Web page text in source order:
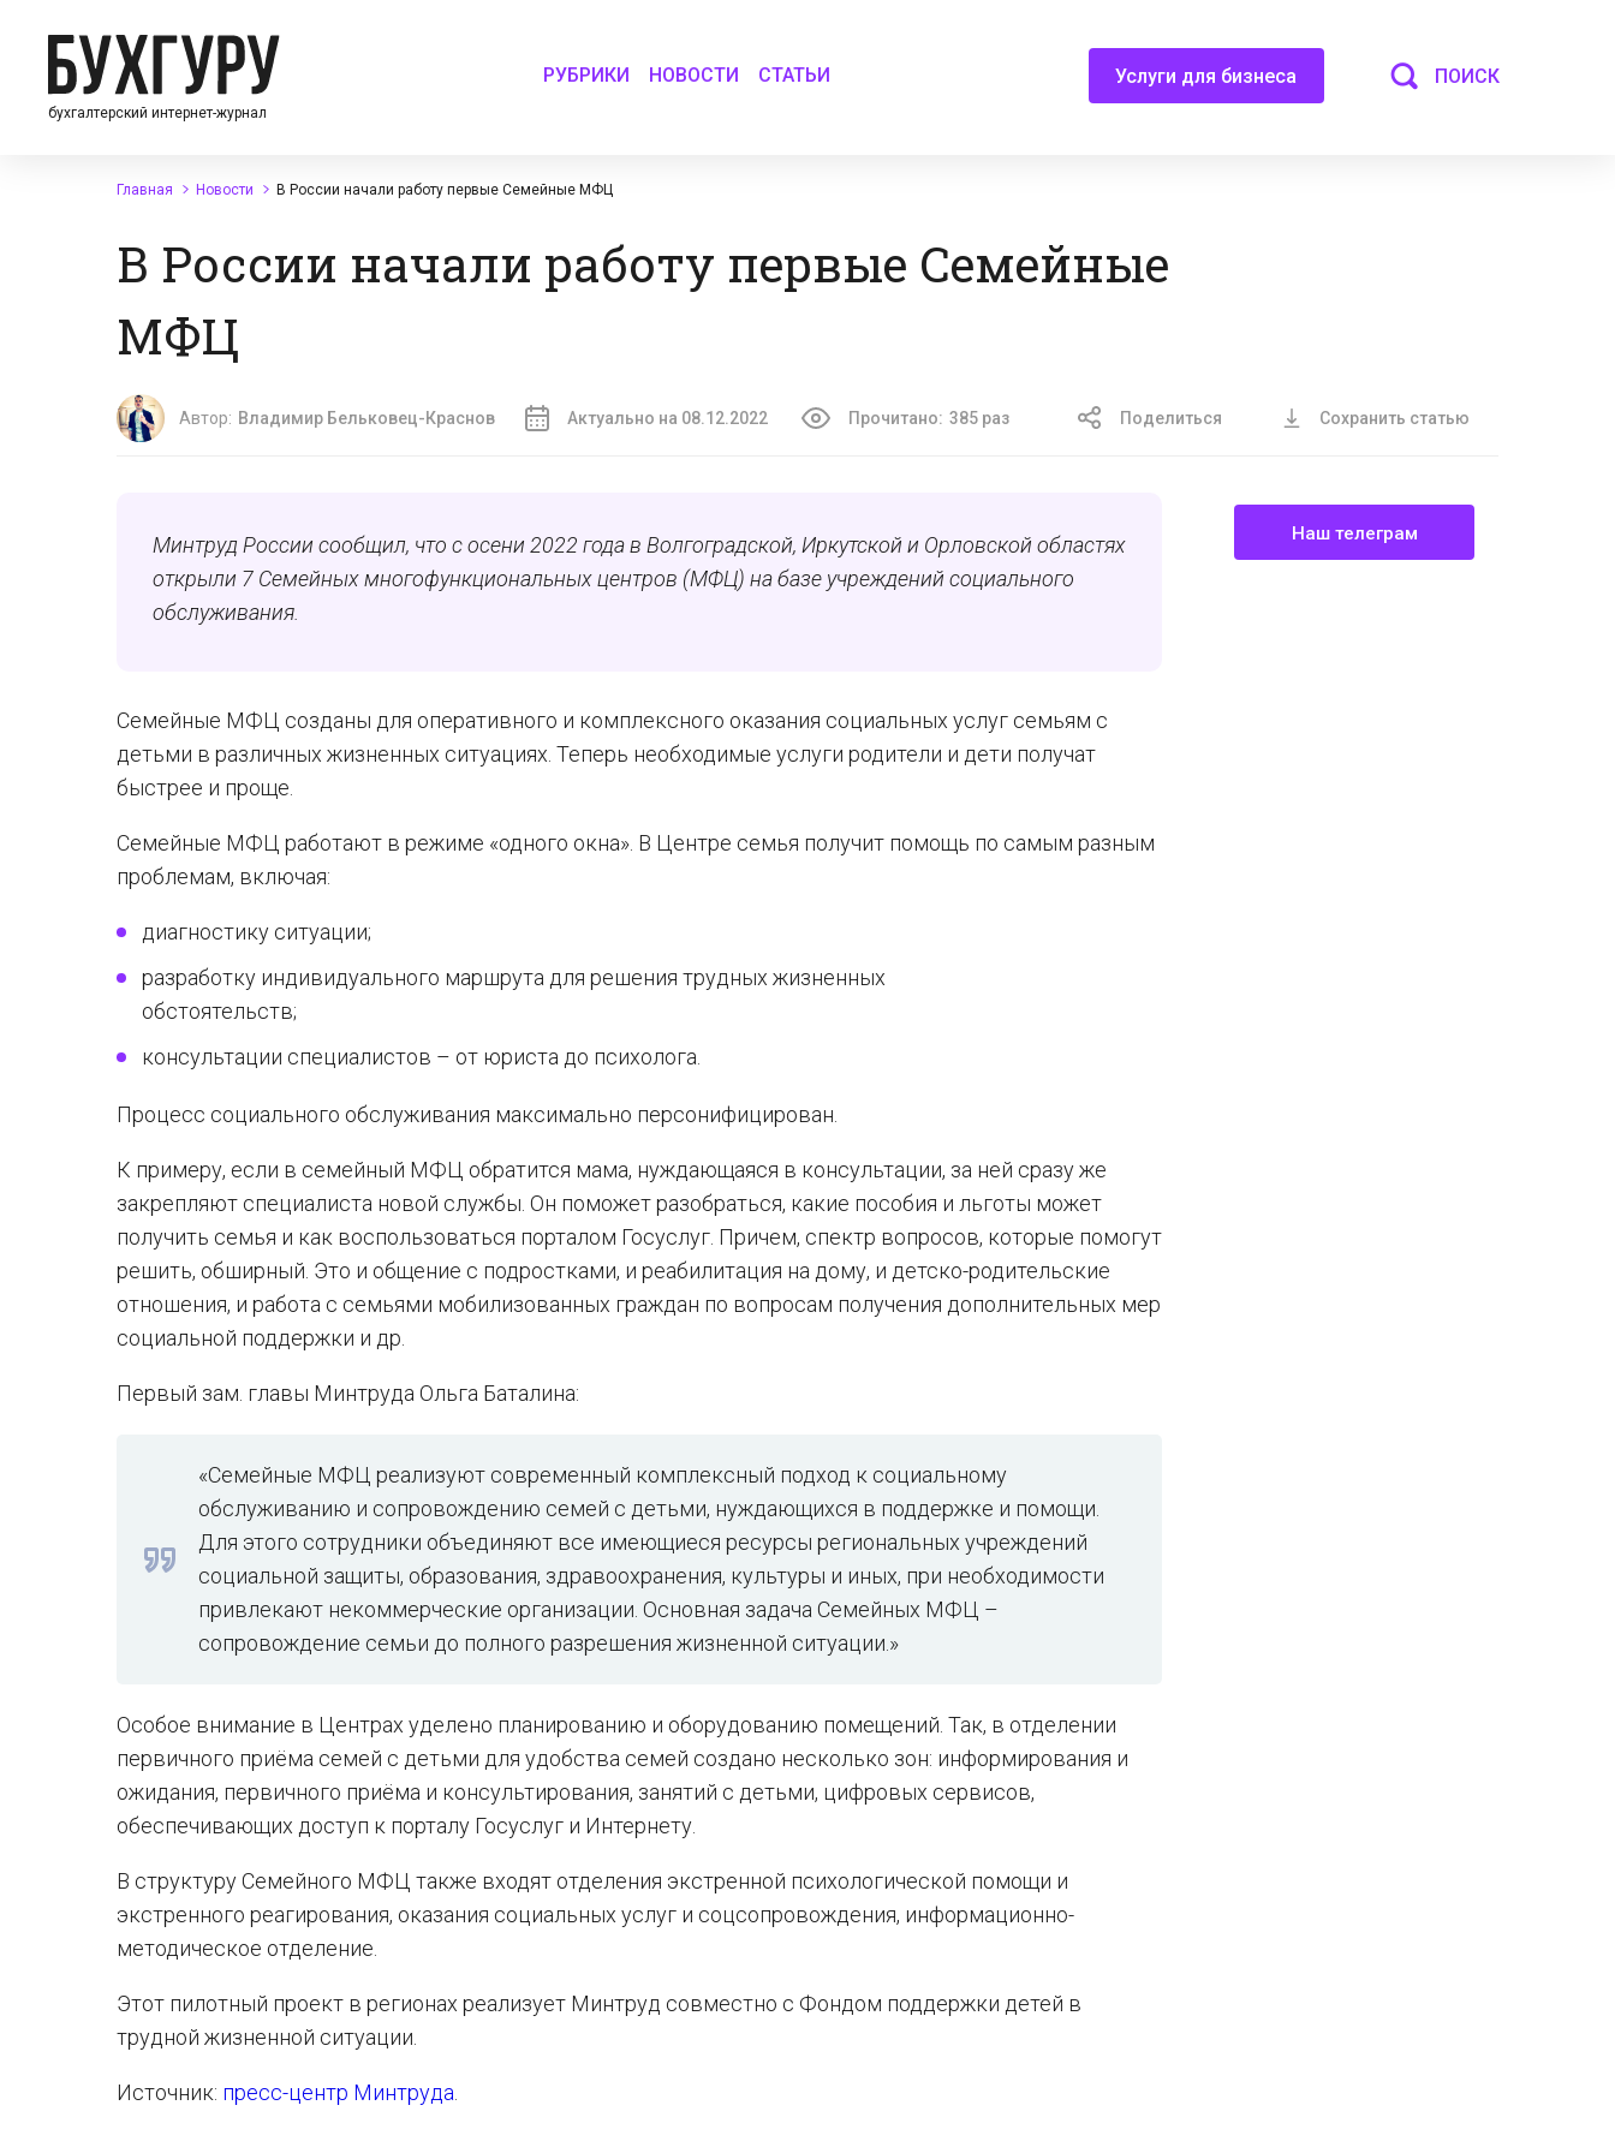
бухгалтерский интернет-журнал
РУБРИКИ НОВОСТИ СТАТЬИ Услуги для бизнеса ПОИСК
Главная Новости В России начали работу первые Семейные МФЦ
В России начали работу первые Семейные
МФЦ
Автор: Владимир Бельковец-Краснов Актуально на 08.12.2022 Прочитано: 385 раз Поделиться Сохранить статью
Наш телеграм
Минтруд России сообщил, что с осени 2022 года в Волгоградской, Иркутской и Орловской областях
открыли 7 Семейных многофункциональных центров (МФЦ) на базе учреждений социального
обслуживания.
Семейные МФЦ созданы для оперативного и комплексного оказания социальных услуг семьям с
детьми в различных жизненных ситуациях. Теперь необходимые услуги родители и дети получат
быстрее и проще.
Семейные МФЦ работают в режиме «одного окна». В Центре семья получит помощь по самым разным
проблемам, включая:
диагностику ситуации;
разработку индивидуального маршрута для решения трудных жизненных
обстоятельств;
консультации специалистов – от юриста до психолога.
Процесс социального обслуживания максимально персонифицирован.
К примеру, если в семейный МФЦ обратится мама, нуждающаяся в консультации, за ней сразу же
закрепляют специалиста новой службы. Он поможет разобраться, какие пособия и льготы может
получить семья и как воспользоваться порталом Госуслуг. Причем, спектр вопросов, которые помогут
решить, обширный. Это и общение с подростками, и реабилитация на дому, и детско-родительские
отношения, и работа с семьями мобилизованных граждан по вопросам получения дополнительных мер
социальной поддержки и др.
Первый зам. главы Минтруда Ольга Баталина:
«Семейные МФЦ реализуют современный комплексный подход к социальному
обслуживанию и сопровождению семей с детьми, нуждающихся в поддержке и помощи.
Для этого сотрудники объединяют все имеющиеся ресурсы региональных учреждений
социальной защиты, образования, здравоохранения, культуры и иных, при необходимости
привлекают некоммерческие организации. Основная задача Семейных МФЦ –
сопровождение семьи до полного разрешения жизненной ситуации.»
Особое внимание в Центрах уделено планированию и оборудованию помещений. Так, в отделении
первичного приёма семей с детьми для удобства семей создано несколько зон: информирования и
ожидания, первичного приёма и консультирования, занятий с детьми, цифровых сервисов,
обеспечивающих доступ к порталу Госуслуг и Интернету.
В структуру Семейного МФЦ также входят отделения экстренной психологической помощи и
экстренного реагирования, оказания социальных услуг и соцсопровождения, информационно-
методическое отделение.
Этот пилотный проект в регионах реализует Минтруд совместно с Фондом поддержки детей в
трудной жизненной ситуации.
Источник: пресс-центр Минтруда